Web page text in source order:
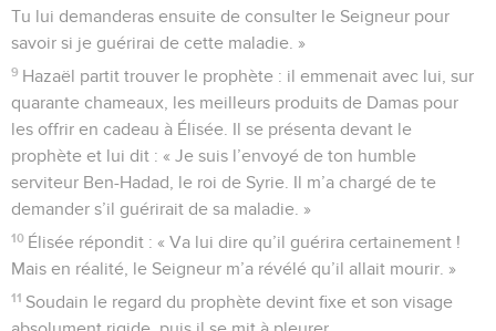
Tu lui demanderas ensuite de consulter le Seigneur pour
savoir si je guérirai de cette maladie. »
9 Hazaël partit trouver le prophète : il emmenait avec lui, sur
quarante chameaux, les meilleurs produits de Damas pour
les offrir en cadeau à Élisée. Il se présenta devant le
prophète et lui dit : « Je suis l’envoyé de ton humble
serviteur Ben-Hadad, le roi de Syrie. Il m’a chargé de te
demander s’il guérirait de sa maladie. »
10 Élisée répondit : « Va lui dire qu’il guérira certainement !
Mais en réalité, le Seigneur m’a révélé qu’il allait mourir. »
11 Soudain le regard du prophète devint fixe et son visage